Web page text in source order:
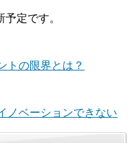
定です。
トの限界とは？
ノベーションできない